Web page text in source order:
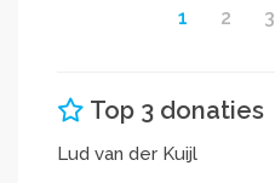
1 2 3
Top 3 donaties
Lud van der Kuijl